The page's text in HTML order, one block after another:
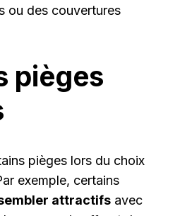
ou des couvertures
pièges
pièges lors du choix
exemple, certains
attractifs avec